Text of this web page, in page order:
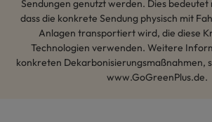
Sendungen genutzt werden. Dies bedeutet
dass die konkrete Sendung physisch mit
Anlagen transportiert wird, die diese
Technologien verwenden. Weitere
konkreten Dekarbonisierungsmaßnahmen,
www.GoGreenPlus.de.